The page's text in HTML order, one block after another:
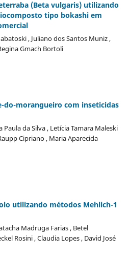
(Beta vulgaris) utilizando
tipo bokashi em
, Juliano dos Santos Muniz ,
Gmach Bortoli
do-morangueiro com inseticidas
Paula da Silva , Letícia Tamara Maleski
Cipriano , Maria Aparecida
utilizando métodos Mehlich-1
Madruga Farias , Betel
Rosini , Claudia Lopes , David José